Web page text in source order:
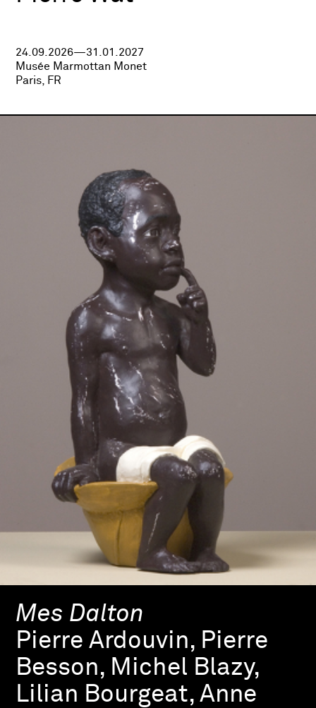
24.09.2026—31.01.2027
Musée Marmottan Monet
Paris, FR
Mes Dalton
Pierre Ardouvin, Pierre
Besson, Michel Blazy,
Lilian Bourgeat, Anne